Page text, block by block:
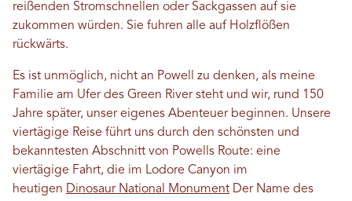
reißenden Stromschnellen oder Sackgassen auf sie
zukommen würden. Sie fuhren alle auf Holzflößen
rückwärts.
Es ist unmöglich, nicht an Powell zu denken, als meine
Familie am Ufer des Green River steht und wir, rund 150
Jahre später, unser eigenes Abenteuer beginnen. Unsere
viertägige Reise führt uns durch den schönsten und
bekanntesten Abschnitt von Powells Route: eine
viertägige Fahrt, die im Lodore Canyon im
heutigen Dinosaur National Monument Der Name des